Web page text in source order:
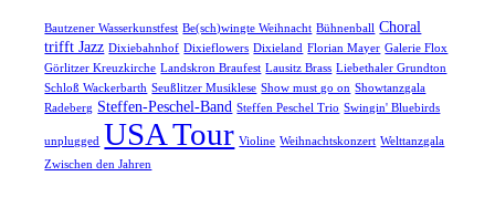
Bautzener Wasserkunstfest Be(sch)wingte Weihnacht Bühnenball Choral
trifft Jazz Dixiebahnhof Dixieflowers Dixieland Florian Mayer Galerie Flox
Görlitzer Kreuzkirche Landskron Braufest Lausitz Brass Liebethaler Grundton
Schloß Wackerbarth Seußlitzer Musiklese Show must go on Showtanzgala
Radeberg Steffen-Peschel-Band Steffen Peschel Trio Swingin' Bluebirds
unplugged USA Tour Violine Weihnachtskonzert Welttanzgala
Zwischen den Jahren